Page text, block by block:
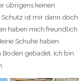
übrigens keinen
ist mir dann doch
haben mich freundlich
Schuhe haben
gebadet. Ich bin